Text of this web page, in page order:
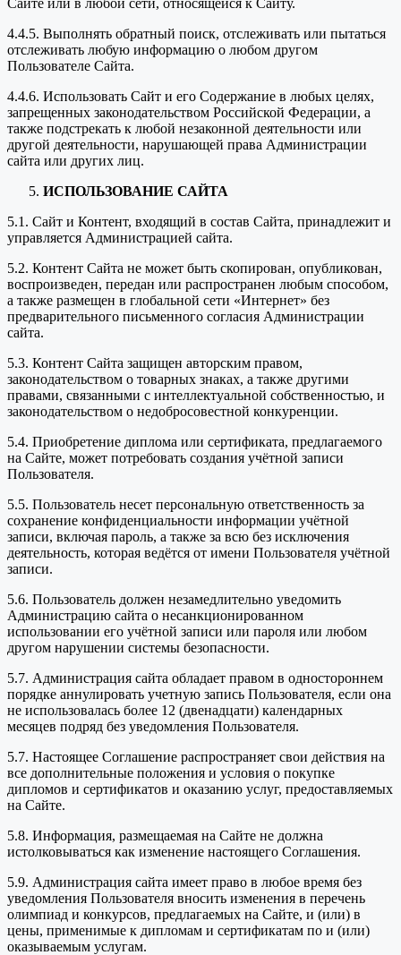
4.4.5. Выполнять обратный поиск, отслеживать или пытаться
отслеживать любую информацию о любом другом
Пользователе Сайта.
4.4.6. Использовать Сайт и его Содержание в любых целях,
запрещенных законодательством Российской Федерации, а
также подстрекать к любой незаконной деятельности или
другой деятельности, нарушающей права Администрации
сайта или других лиц.
ИСПОЛЬЗОВАНИЕ САЙТА
5.1. Сайт и Контент, входящий в состав Сайта, принадлежит и
управляется Администрацией сайта.
5.2. Контент Сайта не может быть скопирован, опубликован,
воспроизведен, передан или распространен любым способом,
а также размещен в глобальной сети «Интернет» без
предварительного письменного согласия Администрации
сайта.
5.3. Контент Сайта защищен авторским правом,
законодательством о товарных знаках, а также другими
правами, связанными с интеллектуальной собственностью, и
законодательством о недобросовестной конкуренции.
5.4. Приобретение диплома или сертификата, предлагаемого
на Сайте, может потребовать создания учётной записи
Пользователя.
5.5. Пользователь несет персональную ответственность за
сохранение конфиденциальности информации учётной
записи, включая пароль, а также за всю без исключения
деятельность, которая ведётся от имени Пользователя учётной
записи.
5.6. Пользователь должен незамедлительно уведомить
Администрацию сайта о несанкционированном
использовании его учётной записи или пароля или любом
другом нарушении системы безопасности.
5.7. Администрация сайта обладает правом в одностороннем
порядке аннулировать учетную запись Пользователя, если она
не использовалась более 12 (двенадцати) календарных
месяцев подряд без уведомления Пользователя.
5.7. Настоящее Соглашение распространяет свои действия на
все дополнительные положения и условия о покупке
дипломов и сертификатов и оказанию услуг, предоставляемых
на Сайте.
5.8. Информация, размещаемая на Сайте не должна
истолковываться как изменение настоящего Соглашения.
5.9. Администрация сайта имеет право в любое время без
уведомления Пользователя вносить изменения в перечень
олимпиад и конкурсов, предлагаемых на Сайте, и (или) в
цены, применимые к дипломам и сертификатам по и (или)
оказываемым услугам.